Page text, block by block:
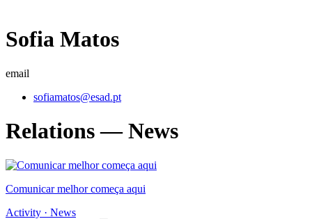
Sofia Matos
email
sofiamatos@esad.pt
Relations — News
Comunicar melhor começa aqui
Activity · News